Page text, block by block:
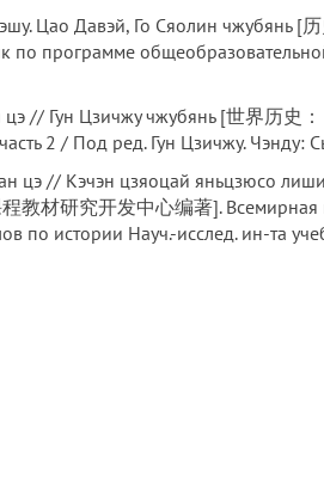
Цао Давэй, Го Сяолин
по программе
// Гун Цзичжу чжубянь [世界历
2 / Под ред. Гун Цзичжу. Чэнду:
цэ // Кэчэн цзяоцай яньцзюсо
材研究开发中心编著]. Всемирная
по истории Науч.-исслед. ин-та